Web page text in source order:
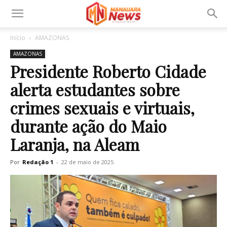
Início AMAZONAS
AMAZONAS
Presidente Roberto Cidade
alerta estudantes sobre
crimes sexuais e virtuais,
durante ação do Maio
Laranja, na Aleam
Por Redação 1 - 22 de maio de 2025